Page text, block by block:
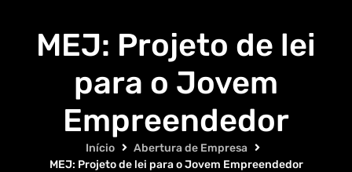
MEJ: Projeto de lei
para o Jovem
Empreendedor
Início
Abertura de Empresa
MEJ: Projeto de lei para o Jovem Empreendedor